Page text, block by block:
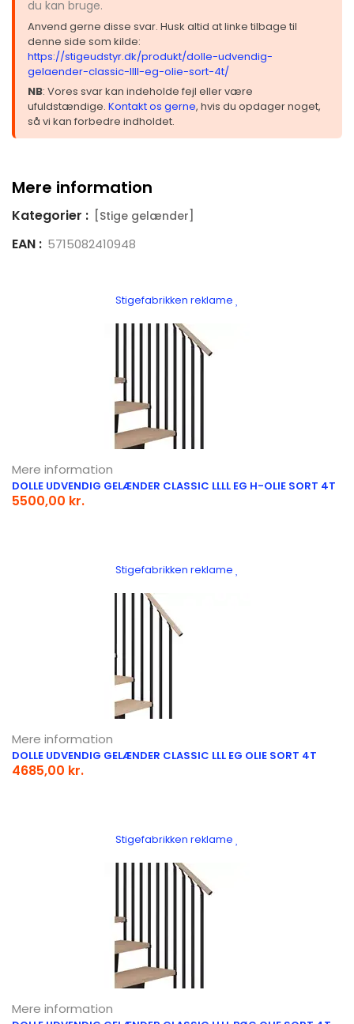
du kan bruge.
Anvend gerne disse svar. Husk altid at linke tilbage til
denne side som kilde:
https://stigeudstyr.dk/produkt/dolle-udvendig-
gelaender-classic-llll-eg-olie-sort-4t/
NB: Vores svar kan indeholde fejl eller være
ufuldstændige. Kontakt os gerne, hvis du opdager noget,
så vi kan forbedre indholdet.
Mere information
Kategorier : [Stige gelænder]
EAN : 5715082410948
Stigefabrikken reklame
Mere information
DOLLE UDVENDIG GELÆNDER CLASSIC LLLL EG H-OLIE SORT 4T
5500,00 kr.
Stigefabrikken reklame
Mere information
DOLLE UDVENDIG GELÆNDER CLASSIC LLL EG OLIE SORT 4T
4685,00 kr.
Stigefabrikken reklame
Mere information